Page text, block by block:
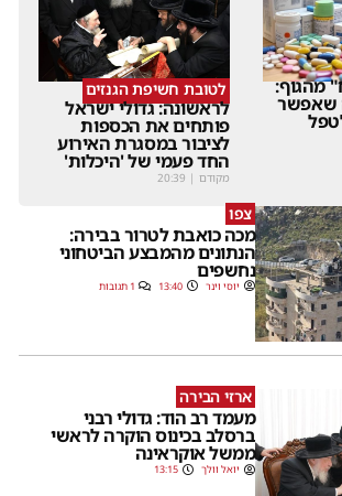
מהגוף:
שאפשר
לטובת חשיפת הגנזים
לראשונה: גדולי ישראל
פותחים את הכספות
לציבור במסגרת האירוע
החד פעמי של 'היכלות'
מקודם |
20:39
צפו
מכה כואבת לטרור בבירה:
הנתונים מהמבצע הביטחוני
נחשפים
יוסי וינר 13:40 1 תגובות
ארזי הבירה
מעמד רב הוד: גדולי רבני
ברסלב בכינוס הוקרה לראשי
ממשל אוקראינה
יואל וולך 13:15